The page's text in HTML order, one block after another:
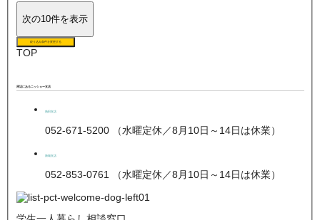
次の10件を表示
絞り込み条件を変更する
TOP
周辺にあるニッショー支店
熱田支店
052-671-5200 （水曜定休／8月10日～14日は休業）
新瑞支店
052-853-0761 （水曜定休／8月10日～14日は休業）